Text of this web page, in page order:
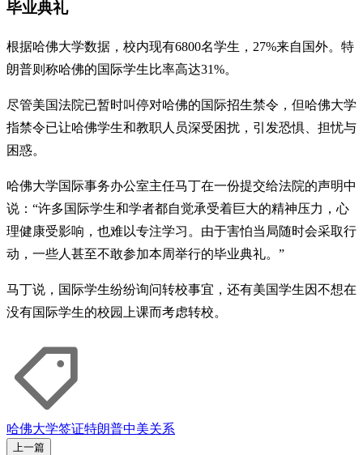
毕业典礼
根据哈佛大学数据，校内现有6800名学生，27%来自国外。特
朗普则称哈佛的国际学生比率高达31%。
尽管美国法院已暂时叫停对哈佛的国际招生禁令，但哈佛大学
指禁令已让哈佛学生和教职人员深受困扰，引发恐惧、担忧与
困惑。
哈佛大学国际事务办公室主任马丁在一份提交给法院的声明中
说：“许多国际学生和学者都自觉承受着巨大的精神压力，心
理健康受影响，也难以专注学习。由于害怕当局随时会采取行
动，一些人甚至不敢参加本周举行的毕业典礼。”
马丁说，国际学生纷纷询问转校事宜，还有美国学生因不想在
没有国际学生的校园上课而考虑转校。
哈佛大学签证特朗普中美关系
上一篇